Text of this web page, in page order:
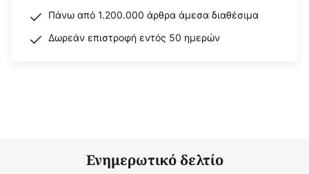
Πάνω από 1.200.000 άρθρα άμεσα διαθέσιμα
Δωρεάν επιστροφή εντός 50 ημερών
Ενημερωτικό δελτίο